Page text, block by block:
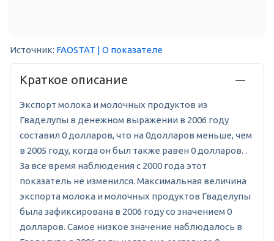
Источник: FAOSTAT | О показателе
Краткое описание
Экспорт молока и молочных продуктов из
Гваделупы в денежном выражении в 2006 году
составил 0 долларов, что на 0долларов меньше, чем
в 2005 году, когда он был также равен 0 долларов. .
За все время наблюдения с 2000 года этот
показатель не изменился. Максимальная величина
экспорта молока и молочных продуктов Гваделупы
была зафиксирована в 2006 году со значением 0
долларов. Самое низкое значение наблюдалось в